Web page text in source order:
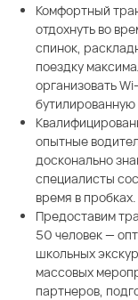
Комфортный
отдохнуть во
спинок,
поездку
организовать
бутилированную
опытные
досконально
специалисты
время в пробках.
Предоставим
50 человек —
школьных
массовых
партнеров,